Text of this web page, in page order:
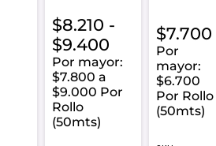
$8.210 -
$9.400Rango
de
precios:
desde
$8.210
Por mayor:
$7.800 a
$9.000 Por
Rollo
(50mts)
$7.700
Por
mayor:
$6.700
Por Rollo
(50mts)